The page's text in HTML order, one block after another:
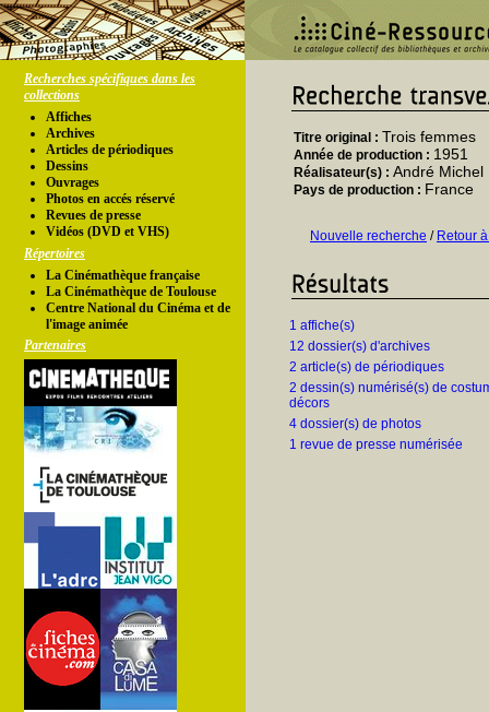
Recherches spécifiques dans les
collections
Affiches
Archives
Articles de périodiques
Dessins
Ouvrages
Photos en accés réservé
Revues de presse
Vidéos (DVD et VHS)
Répertoires
La Cinémathèque française
La Cinémathèque de Toulouse
Centre National du Cinéma et de
l'image animée
Partenaires
Titre original : Trois femmes
Année de production : 1951
Réalisateur(s) : André Michel
Pays de production : France
Nouvelle recherche / Retour
1 affiche(s)
12 dossier(s) d'archives
2 article(s) de périodiques
2 dessin(s) numérisé(s) de
décors
4 dossier(s) de photos
1 revue de presse numérisée